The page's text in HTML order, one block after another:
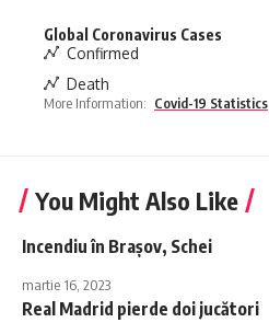
Global Coronavirus Cases
Confirmed
Death
More Information: Covid-19 Statistics
You Might Also Like
Incendiu în Brașov, Schei
martie 16, 2023
Real Madrid pierde doi jucători